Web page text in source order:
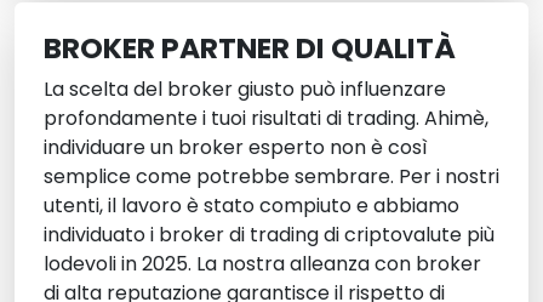
BROKER PARTNER DI QUALITÀ
La scelta del broker giusto può influenzare
profondamente i tuoi risultati di trading. Ahimè,
individuare un broker esperto non è così
semplice come potrebbe sembrare. Per i nostri
utenti, il lavoro è stato compiuto e abbiamo
individuato i broker di trading di criptovalute più
lodevoli in 2025. La nostra alleanza con broker
di alta reputazione garantisce il rispetto di